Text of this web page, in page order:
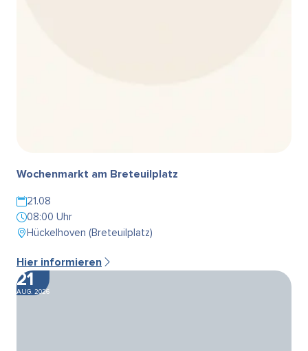
Wochenmarkt am Breteuilplatz
21.08
08:00 Uhr
Hückelhoven (Breteuilplatz)
Hier informieren
21
AUG. 2026